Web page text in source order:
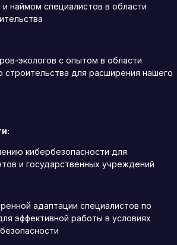
наймом специалистов в области
экологов с опытом в области
строительства для расширения нашего
кибербезопасности для
и государственных учреждений
адаптации специалистов по
эффективной работы в условиях